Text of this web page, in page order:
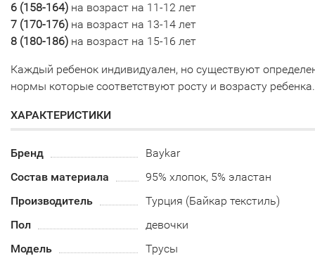
6 (158-164) на возраст на 11-12 лет
7 (170-176) на возраст на 13-14 лет
8 (180-186) на возраст на 15-16 лет
Каждый ребенок индивидуален, но существуют
нормы которые соответствуют росту и возрасту ребенка.
ХАРАКТЕРИСТИКИ
Бренд
Baykar
Состав материала
95% хлопок, 5% эластан
Производитель
Турция (Байкар текстиль)
Пол
девочки
Модель
Трусы